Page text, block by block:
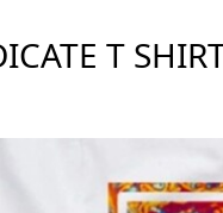
T